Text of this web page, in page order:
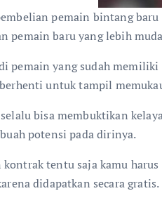
pemain bintang
pemain baru yang lebih
pemain yang sudah
untuk tampil
bisa membuktikan
potensi pada dirinya.
tentu saja kamu
didapatkan secara gratis.